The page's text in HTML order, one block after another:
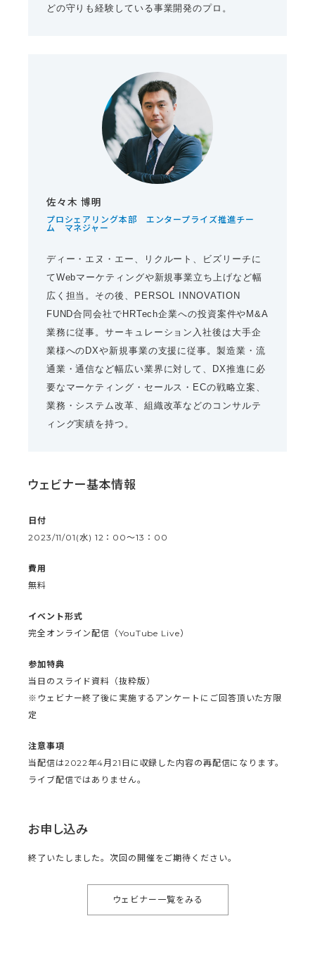
どの守りも経験している事業開発のプロ。
佐々木 博明
プロシェアリング本部 エンタープライズ推進チー
ム マネジャー
ディー・エヌ・エー、リクルート、ビズリーチに
てWebマーケティングや新規事業立ち上げなど幅
広く担当。その後、PERSOL INNOVATION
FUND合同会社でHRTech企業への投資案件やM&A
業務に従事。サーキュレーション入社後は大手企
業様へのDXや新規事業の支援に従事。製造業・流
通業・通信など幅広い業界に対して、DX推進に必
要なマーケティング・セールス・ECの戦略立案、
業務・システム改革、組織改革などのコンサルテ
ィング実績を持つ。
ウェビナー基本情報
日付
2023/11/01(水) 12：00〜13：00
費用
無料
イベント形式
完全オンライン配信（YouTube Live）
参加特典
当日のスライド資料（抜粋版）
※ウェビナー終了後に実施するアンケートにご回答頂いた方限
定
注意事項
当配信は2022年4月21日に収録した内容の再配信になります。
ライブ配信ではありません。
お申し込み
終了いたしました。次回の開催をご期待ください。
ウェビナー一覧をみる